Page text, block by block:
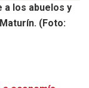
a los abuelos y
(Foto: